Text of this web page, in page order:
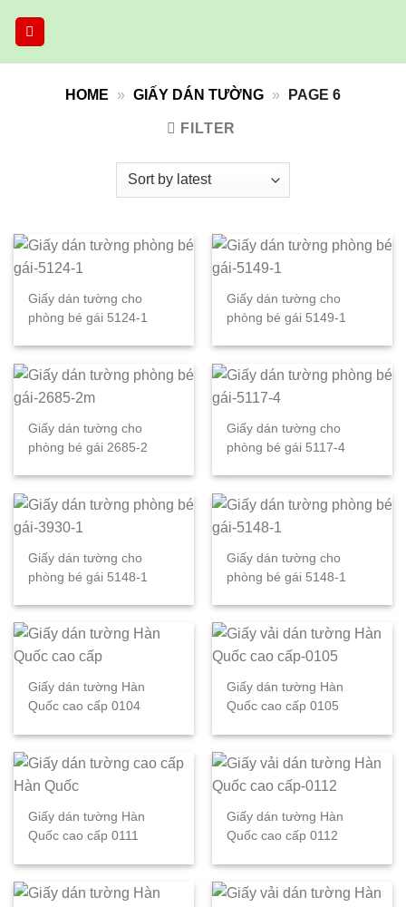
HOME » GIẤY DÁN TƯỜNG » PAGE 6
FILTER
Giấy dán tường cho
phòng bé gái 5124-1
Giấy dán tường cho
phòng bé gái 5149-1
Giấy dán tường cho
phòng bé gái 2685-2
Giấy dán tường cho
phòng bé gái 5117-4
Giấy dán tường cho
phòng bé gái 5148-1
Giấy dán tường cho
phòng bé gái 5148-1
Giấy dán tường Hàn
Quốc cao cấp 0104
Giấy dán tường Hàn
Quốc cao cấp 0105
Giấy dán tường Hàn
Quốc cao cấp 0111
Giấy dán tường Hàn
Quốc cao cấp 0112